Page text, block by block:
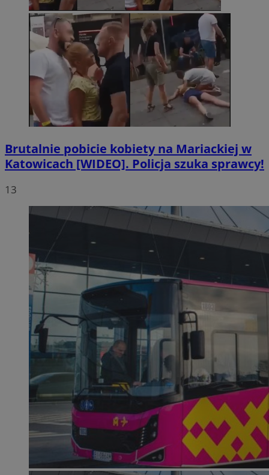
Brutalnie pobicie kobiety na Mariackiej w
Katowicach [WIDEO]. Policja szuka sprawcy!
13